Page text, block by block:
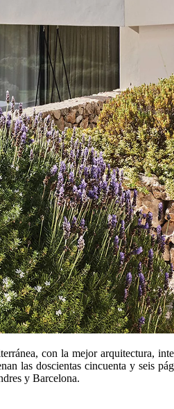
con la mejor arquitectura,
las doscientas cincuenta y seis
y Barcelona.